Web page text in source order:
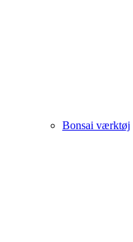
Bonsai værktøj